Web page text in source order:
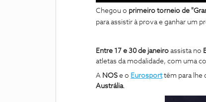
Chegou o primeiro torneio de
para assistir à prova e ganhar um
Entre 17 e 30 de janeiro assista no
atletas da modalidade, com uma
A NOS e o Eurosporttêm para lhe
Austrália.